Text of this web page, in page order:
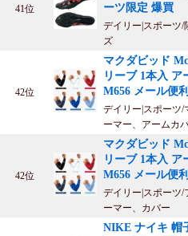
41位
ーツ限定 爆買
デイリー|スポーツ
ズ
42位
マクダビッド
リーブ 1本入
M656 メール便
デイリー|スポーツ
ーマー、アームカ
42位
マクダビッド
リーブ 1本入
M656 メール便
デイリー|スポーツ
ーマー、カバー
NIKE ナイキ 帽